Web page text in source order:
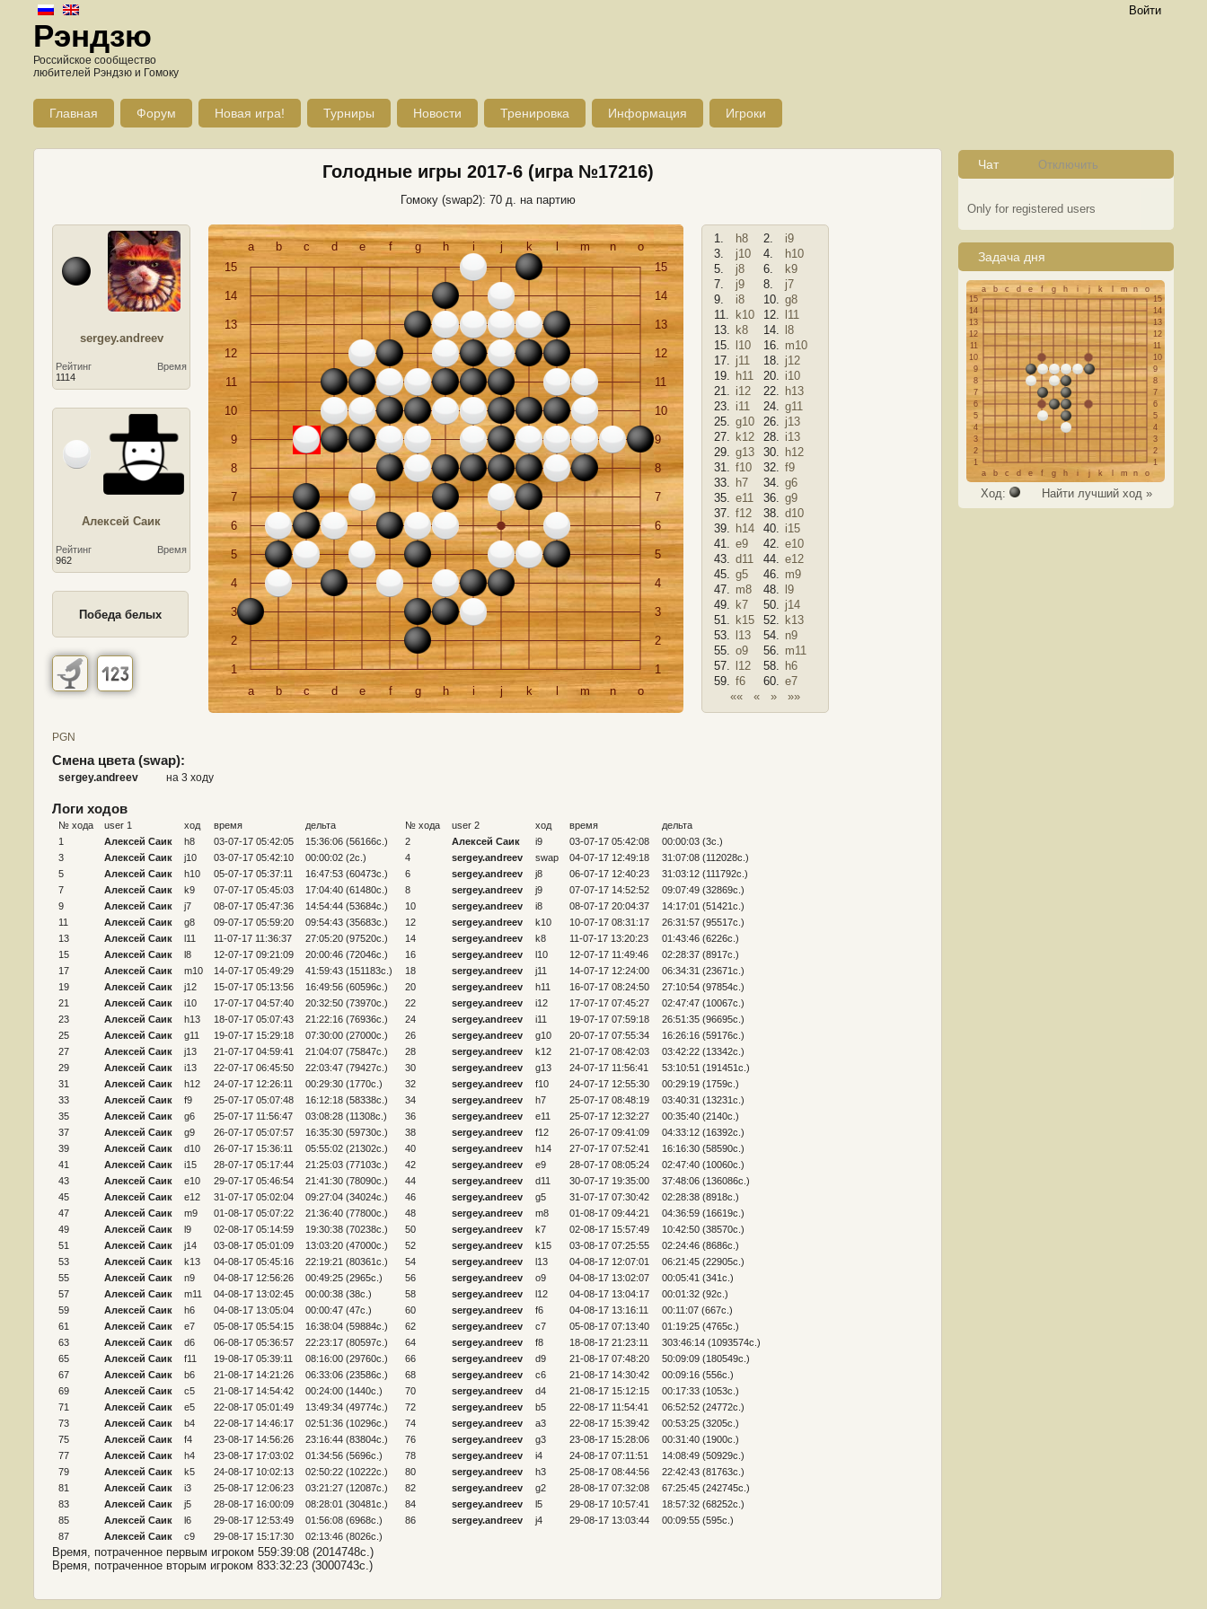
Войти
Рэндзю
Российское сообщество
любителей Рэндзю и Гомоку
Главная Форум Новая игра! Турниры Новости Тренировка Информация Игроки
Голодные игры 2017-6 (игра №17216)
Гомоку (swap2): 70 д. на партию
sergey.andreev
Рейтинг
Время
1114
Алексей Саик
Рейтинг
Время
962
Победа белых
a b c d e f g h i j k l m n
o
15
15
14 14
13 13
12 12
11 11
10 10
9 9
8 8
7 7
6 6
5 5
4 4
3 3
2 2
1
1
a
b c d e f g h i j k l m n o
1. h8 2.
i9
3.
j10 4.
h10
5.
j8 6.
k9
7.
j9 8.
j7
9.
i8 10. g8
11.
k10 12.
l11
13. k8 14.
l8
15.
l10 16. m10
17. j11 18. j12
19. h11 20. i10
21. i12 22. h13
23. i11 24. g11
25. g10 26. j13
27. k12 28. i13
29. g13 30. h12
31. f10 32. f9
33. h7 34. g6
35. e11 36. g9
37. f12 38. d10
39. h14 40. i15
41. e9 42. e10
43. d11 44. e12
45. g5 46. m9
47. m8 48.
l9
49. k7 50. j14
51. k15 52. k13
53.
l13 54. n9
55. o9 56. m11
57.
l12 58. h6
59. f6 60. e7
c7 62.
d6
63. f8 64. f11
81.
83. l5
85. j4
«« « » »»
PGN
Смена цвета (swap):
sergey.andreev на 3 ходу
Логи ходов
№ хода user 1 ход время дельта № хода user 2 ход время
дельта
1
Алексей Саик h8 03-07-17 05:42:05 15:36:06 (56166c.) 2 Алексей Саик i9 03-07-17 05:42:08
00:00:03 (3c.)
3
Алексей Саик j10 03-07-17 05:42:10 00:00:02 (2c.) 4 sergey.andreev swap 04-07-17 12:49:18
31:07:08 (112028c.)
5
Алексей Саик h10 05-07-17 05:37:11 16:47:53 (60473c.) 6 sergey.andreev j8 06-07-17 12:40:23
31:03:12 (111792c.)
7
Алексей Саик k9 07-07-17 05:45:03 17:04:40 (61480c.) 8 sergey.andreev j9 07-07-17 14:52:52
09:07:49 (32869c.)
9
Алексей Саик j7 08-07-17 05:47:36 14:54:44 (53684c.) 10 sergey.andreev i8 08-07-17 20:04:37
14:17:01 (51421c.)
11
Алексей Саик g8 09-07-17 05:59:20 09:54:43 (35683c.) 12 sergey.andreev k10 10-07-17 08:31:17
26:31:57 (95517c.)
13
Алексей Саик l11 11-07-17 11:36:37 27:05:20 (97520c.) 14 sergey.andreev k8 11-07-17 13:20:23
01:43:46 (6226c.)
15
Алексей Саик l8 12-07-17 09:21:09 20:00:46 (72046c.) 16 sergey.andreev l10 12-07-17 11:49:46
02:28:37 (8917c.)
17
Алексей Саик m10 14-07-17 05:49:29 41:59:43 (151183c.) 18 sergey.andreev j11 14-07-17 12:24:00
06:34:31 (23671c.)
19
Алексей Саик j12 15-07-17 05:13:56 16:49:56 (60596c.) 20 sergey.andreev h11 16-07-17 08:24:50
27:10:54 (97854c.)
21
Алексей Саик i10 17-07-17 04:57:40 20:32:50 (73970c.) 22 sergey.andreev i12 17-07-17 07:45:27
02:47:47 (10067c.)
23
Алексей Саик h13 18-07-17 05:07:43 21:22:16 (76936c.) 24 sergey.andreev i11 19-07-17 07:59:18
26:51:35 (96695c.)
25
Алексей Саик g11 19-07-17 15:29:18 07:30:00 (27000c.) 26 sergey.andreev g10 20-07-17 07:55:34
16:26:16 (59176c.)
27
Алексей Саик j13 21-07-17 04:59:41 21:04:07 (75847c.) 28 sergey.andreev k12 21-07-17 08:42:03
03:42:22 (13342c.)
29
Алексей Саик i13 22-07-17 06:45:50 22:03:47 (79427c.) 30 sergey.andreev g13 24-07-17 11:56:41
53:10:51 (191451c.)
31
Алексей Саик h12 24-07-17 12:26:11 00:29:30 (1770c.) 32 sergey.andreev f10 24-07-17 12:55:30
00:29:19 (1759c.)
33
Алексей Саик f9 25-07-17 05:07:48 16:12:18 (58338c.) 34 sergey.andreev h7 25-07-17 08:48:19
03:40:31 (13231c.)
35
Алексей Саик g6 25-07-17 11:56:47 03:08:28 (11308c.) 36 sergey.andreev e11 25-07-17 12:32:27
00:35:40 (2140c.)
37
Алексей Саик g9 26-07-17 05:07:57 16:35:30 (59730c.) 38 sergey.andreev f12 26-07-17 09:41:09
04:33:12 (16392c.)
39
Алексей Саик d10 26-07-17 15:36:11 05:55:02 (21302c.) 40 sergey.andreev h14 27-07-17 07:52:41
16:16:30 (58590c.)
41
Алексей Саик i15 28-07-17 05:17:44 21:25:03 (77103c.) 42 sergey.andreev e9 28-07-17 08:05:24
02:47:40 (10060c.)
43
Алексей Саик e10 29-07-17 05:46:54 21:41:30 (78090c.) 44 sergey.andreev d11 30-07-17 19:35:00
37:48:06 (136086c.)
45
Алексей Саик e12 31-07-17 05:02:04 09:27:04 (34024c.) 46 sergey.andreev g5 31-07-17 07:30:42
02:28:38 (8918c.)
47
Алексей Саик m9 01-08-17 05:07:22 21:36:40 (77800c.) 48 sergey.andreev m8 01-08-17 09:44:21
04:36:59 (16619c.)
49
Алексей Саик l9 02-08-17 05:14:59 19:30:38 (70238c.) 50 sergey.andreev k7 02-08-17 15:57:49
10:42:50 (38570c.)
51
Алексей Саик j14 03-08-17 05:01:09 13:03:20 (47000c.) 52 sergey.andreev k15 03-08-17 07:25:55
02:24:46 (8686c.)
53
Алексей Саик k13 04-08-17 05:45:16 22:19:21 (80361c.) 54 sergey.andreev l13 04-08-17 12:07:01
06:21:45 (22905c.)
55
Алексей Саик n9 04-08-17 12:56:26 00:49:25 (2965c.) 56 sergey.andreev o9 04-08-17 13:02:07
00:05:41 (341c.)
57
Алексей Саик m11 04-08-17 13:02:45 00:00:38 (38c.) 58 sergey.andreev l12 04-08-17 13:04:17
00:01:32 (92c.)
59
Алексей Саик h6 04-08-17 13:05:04 00:00:47 (47c.) 60 sergey.andreev f6 04-08-17 13:16:11
00:11:07 (667c.)
61
Алексей Саик e7 05-08-17 05:54:15 16:38:04 (59884c.) 62 sergey.andreev c7 05-08-17 07:13:40
01:19:25 (4765c.)
63
Алексей Саик d6 06-08-17 05:36:57 22:23:17 (80597c.) 64 sergey.andreev f8 18-08-17 21:23:11
303:46:14 (1093574c.)
65
Алексей Саик f11 19-08-17 05:39:11 08:16:00 (29760c.) 66 sergey.andreev d9 21-08-17 07:48:20
50:09:09 (180549c.)
67
Алексей Саик b6 21-08-17 14:21:26 06:33:06 (23586c.) 68 sergey.andreev c6 21-08-17 14:30:42
00:09:16 (556c.)
69
Алексей Саик c5 21-08-17 14:54:42 00:24:00 (1440c.) 70 sergey.andreev d4 21-08-17 15:12:15
00:17:33 (1053c.)
71
Алексей Саик e5 22-08-17 05:01:49 13:49:34 (49774c.) 72 sergey.andreev b5 22-08-17 11:54:41
06:52:52 (24772c.)
73
Алексей Саик b4 22-08-17 14:46:17 02:51:36 (10296c.) 74 sergey.andreev a3 22-08-17 15:39:42
00:53:25 (3205c.)
75
Алексей Саик f4 23-08-17 14:56:26 23:16:44 (83804c.) 76 sergey.andreev g3 23-08-17 15:28:06
00:31:40 (1900c.)
77
Алексей Саик h4 23-08-17 17:03:02 01:34:56 (5696c.) 78 sergey.andreev i4 24-08-17 07:11:51
14:08:49 (50929c.)
79
Алексей Саик k5 24-08-17 10:02:13 02:50:22 (10222c.) 80 sergey.andreev h3 25-08-17 08:44:56
22:42:43 (81763c.)
81
Алексей Саик i3 25-08-17 12:06:23 03:21:27 (12087c.) 82 sergey.andreev g2 28-08-17 07:32:08
67:25:45 (242745c.)
83
Алексей Саик j5 28-08-17 16:00:09 08:28:01 (30481c.) 84 sergey.andreev l5 29-08-17 10:57:41
18:57:32 (68252c.)
85
Алексей Саик l6 29-08-17 12:53:49 01:56:08 (6968c.) 86 sergey.andreev j4 29-08-17 13:03:44
00:09:55 (595c.)
87
Алексей Саик c9 29-08-17 15:17:30 02:13:46 (8026c.)
Время, потраченное первым игроком 559:39:08 (2014748c.)
Время, потраченное вторым игроком 833:32:23 (3000743c.)
Чат Отключить
Only for registered users
Задача дня
a b c d e f g h i j k m n
o
15
15
14
14
13
13
12
12
11
11
10
10
9
9
8
8
7
7
6
6
5
5
4
4
3
3
2
2
1
1
a
b c d e f g h i j k m n o
Ход: Найти лучший ход »